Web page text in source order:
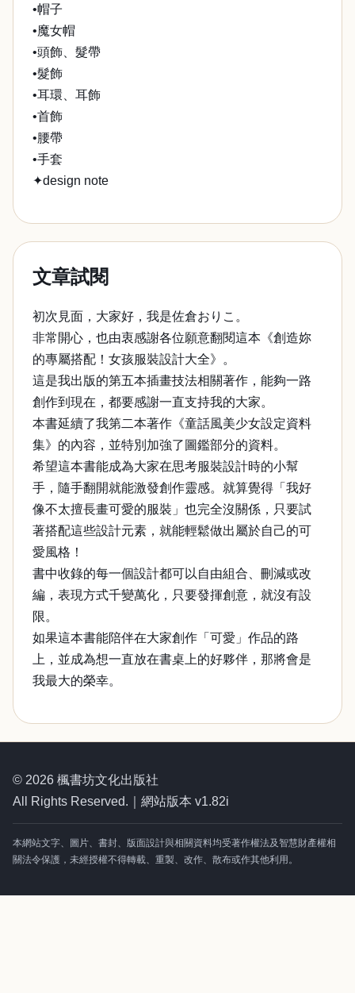
•帽子
•魔女帽
•頭飾、髮帶
•髮飾
•耳環、耳飾
•首飾
•腰帶
•手套
✦design note
文章試閱
初次見面，大家好，我是佐倉おりこ。
非常開心，也由衷感謝各位願意翻閱這本《創造妳
的專屬搭配！女孩服裝設計大全》。
這是我出版的第五本插畫技法相關著作，能夠一路
創作到現在，都要感謝一直支持我的大家。
本書延續了我第二本著作《童話風美少女設定資料
集》的內容，並特別加強了圖鑑部分的資料。
希望這本書能成為大家在思考服裝設計時的小幫
手，隨手翻開就能激發創作靈感。就算覺得「我好
像不太擅長畫可愛的服裝」也完全沒關係，只要試
著搭配這些設計元素，就能輕鬆做出屬於自己的可
愛風格！
書中收錄的每一個設計都可以自由組合、刪減或改
編，表現方式千變萬化，只要發揮創意，就沒有設
限。
如果這本書能陪伴在大家創作「可愛」作品的路
上，並成為想一直放在書桌上的好夥伴，那將會是
我最大的榮幸。
© 2026 楓書坊文化出版社
All Rights Reserved.｜網站版本 v1.82i
本網站文字、圖片、書封、版面設計與相關資料均受著作權法及智慧財產權相
關法令保護，未經授權不得轉載、重製、改作、散布或作其他利用。